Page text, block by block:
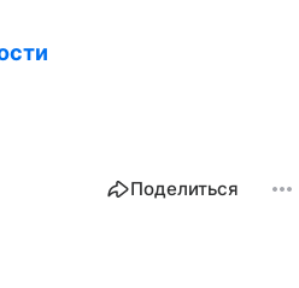
Поделиться